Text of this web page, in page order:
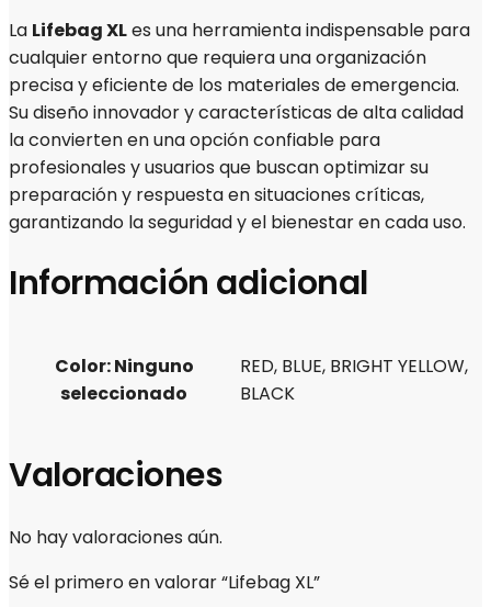
La Lifebag XLes una herramienta indispensable para
cualquier entorno que requiera una organización
precisa y eficiente de los materiales de emergencia.
Su diseño innovador y características de alta calidad
la convierten en una opción confiable para
profesionales y usuarios que buscan optimizar su
preparación y respuesta en situaciones críticas,
garantizando la seguridad y el bienestar en cada uso.
Información adicional
Color:Ninguno
seleccionado
RED, BLUE, BRIGHT YELLOW,
BLACK
Valoraciones
No hay valoraciones aún.
Sé el primero en valorar “Lifebag XL”